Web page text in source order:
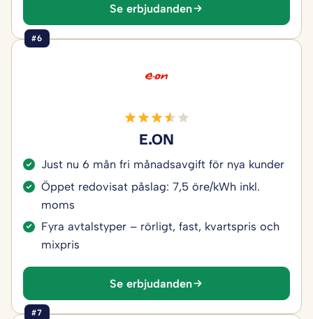
Se erbjudanden
#6
E.ON
Just nu 6 mån fri månadsavgift för nya kunder
Öppet redovisat påslag: 7,5 öre/kWh inkl.
moms
Fyra avtalstyper – rörligt, fast, kvartspris och
mixpris
Se erbjudanden
#7